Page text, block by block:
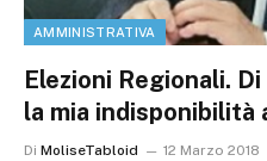
AMMINISTRATIVA
Elezioni Regionali.
la mia indisponibilità
Di MoliseTabloid 12 Marzo 2018